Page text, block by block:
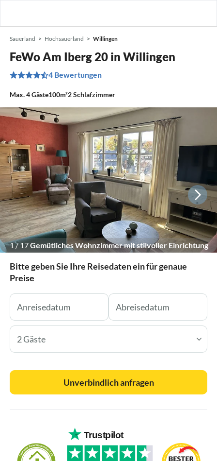
Sauerland Hochsauerland Willingen
FeWo Am Iberg 20 in Willingen
4 Bewertungen
Max.4Gäste100m²2Schlafzimmer
1/17Gemütliches Wohnzimmer mit stilvoller Einrichtung
Bitte geben Sie Ihre Reisedaten ein für genaue
Preise
2 Gäste
Unverbindlich anfragen